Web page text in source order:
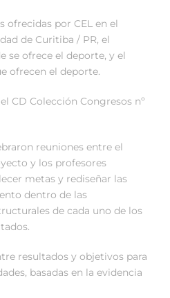
ofrecidas por CEL en el
de Curitiba / PR, el
se ofrece el deporte, y el
ofrecen el deporte.
CD Colección Congresos nº
reuniones entre el
y los profesores
metas y rediseñar las
dentro de las
de cada uno de los
resultados y objetivos para
basadas en la evidencia